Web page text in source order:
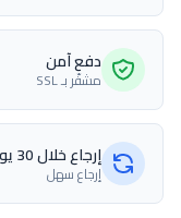
دفع آمن
مشفّر بـ SSL
إرجاع خلال 30 يومًا
إرجاع سهل